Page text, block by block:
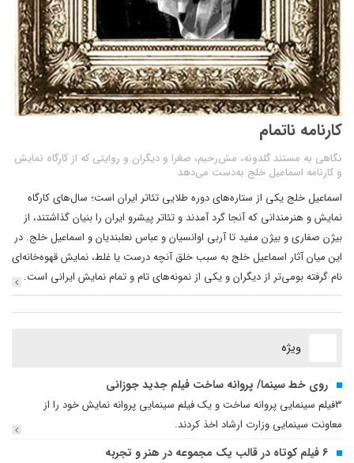
ویژه
روی خط سینما/ پروانه ساخت فیلم جدید جوزانی
3فیلم سینمایی پروانه ساخت و یک فیلم سینمایی پروانه نمایش خود را از
معاونت سینمایی وزارت ارشاد اخذ کردند.
6 فیلم کوتاه در قالب یک مجموعه در هنر و تجربه
کارنامه ناتمام
نگاهی به مستند گلدونه، مش‌رحیم، صغرا و دیگران و روایتی که از کارگاه نمایش
و کارنامه اسماعیل خلج به‌دست می‌دهد
اسماعیل خلج یکی از ستاره‌های دوره طلایی تئاتر ایران است؛ سال‌های کارگاه
نمایش و هنرمندانی که آنجا گرد آمدند و تئاتر پیشرو ایران را بنیان گذاشتند، از
بیژن صفاری و بیژن مفید تا آربی اوانسیان و عباس نعلبندیان و اسماعیل خلج. در
این میان آثار اسماعیل خلج به سبب خلق آنچه درست یا غلط، نمایش قهوه‌خانه‌ای
نام گرفته بومی‌تر از دیگران و یکی از نمونه‌های تام و تمام نمایش ایرانی است.